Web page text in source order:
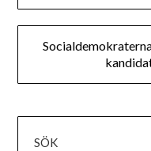
SÖK